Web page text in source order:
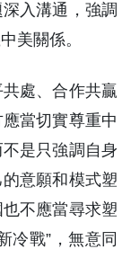
入溝通，強調
美關係。
處、合作共贏
當切實尊重中
是只強調自身
意願和模式塑
不應當尋求塑
冷戰”，無意同